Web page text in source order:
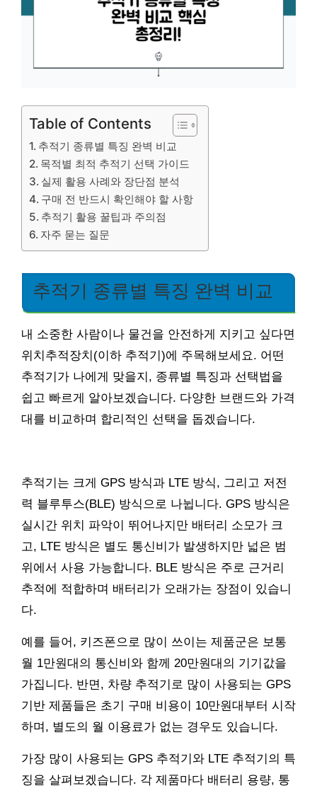
Table of Contents
추적기 종류별 특징 완벽 비교
목적별 최적 추적기 선택 가이드
실제 활용 사례와 장단점 분석
구매 전 반드시 확인해야 할 사항
추적기 활용 꿀팁과 주의점
자주 묻는 질문
추적기 종류별 특징 완벽 비교
내 소중한 사람이나 물건을 안전하게 지키고 싶다면
위치추적장치(이하 추적기)에 주목해보세요. 어떤
추적기가 나에게 맞을지, 종류별 특징과 선택법을
쉽고 빠르게 알아보겠습니다. 다양한 브랜드와 가격
대를 비교하며 합리적인 선택을 돕겠습니다.
추적기는 크게 GPS 방식과 LTE 방식, 그리고 저전
력 블루투스(BLE) 방식으로 나뉩니다. GPS 방식은
실시간 위치 파악이 뛰어나지만 배터리 소모가 크
고, LTE 방식은 별도 통신비가 발생하지만 넓은 범
위에서 사용 가능합니다. BLE 방식은 주로 근거리
추적에 적합하며 배터리가 오래가는 장점이 있습니
다.
예를 들어, 키즈폰으로 많이 쓰이는 제품군은 보통
월 1만원대의 통신비와 함께 20만원대의 기기값을
가집니다. 반면, 차량 추적기로 많이 사용되는 GPS
기반 제품들은 초기 구매 비용이 10만원대부터 시작
하며, 별도의 월 이용료가 없는 경우도 있습니다.
가장 많이 사용되는 GPS 추적기와 LTE 추적기의 특
징을 살펴보겠습니다. 각 제품마다 배터리 용량, 통